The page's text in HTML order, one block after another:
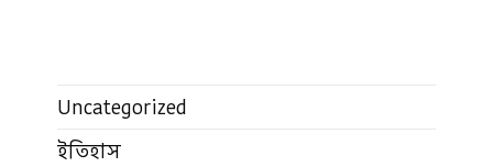
Uncategorized
ইতিহাস